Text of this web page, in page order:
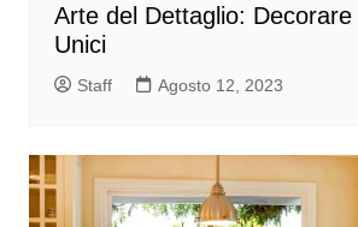
Arte del Dettaglio:
Unici
Staff Agosto 12, 2023